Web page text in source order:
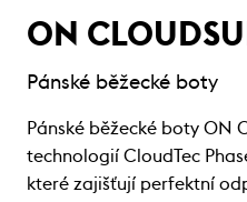
ON
Pánské běžecké boty
Pánské běžecké boty ON
technologií CloudTec
které zajišťují perfektní